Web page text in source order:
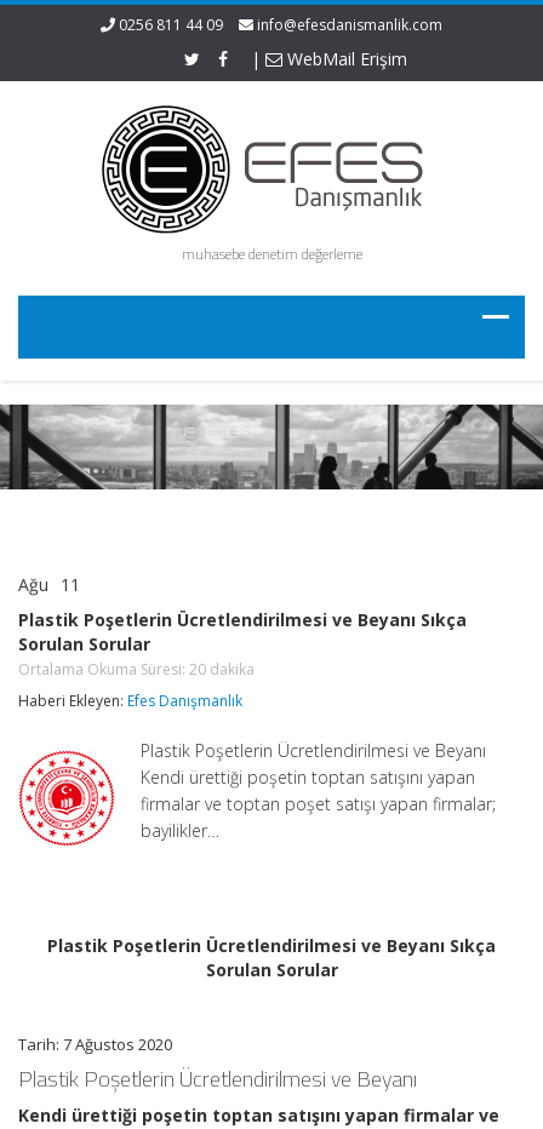
0256 811 44 09 info@efesdanismanlik.com
| WebMail Erişim
muhasebe denetim değerleme
Ağu 11
Ücretlendirilmesi
ve
Beyanı
Sorulan
Ortalama
Okuma
Süresi:
20
dakika
Plastik Poşetlerin Ücretlendirilmesi ve Beyanı Sıkça
Sorulan Sorular
Ortalama Okuma Süresi: 20 dakika
Haberi Ekleyen: Efes Danışmanlık
Plastik Poşetlerin Ücretlendirilmesi ve Beyanı
Kendi ürettiği poşetin toptan satışını yapan
firmalar ve toptan poşet satışı yapan firmalar;
bayilikler…
Plastik Poşetlerin Ücretlendirilmesi ve Beyanı Sıkça
Sorulan Sorular
Tarih: 7 Ağustos 2020
Plastik Poşetlerin Ücretlendirilmesi ve Beyanı
Kendi ürettiği poşetin toptan satışını yapan firmalar ve